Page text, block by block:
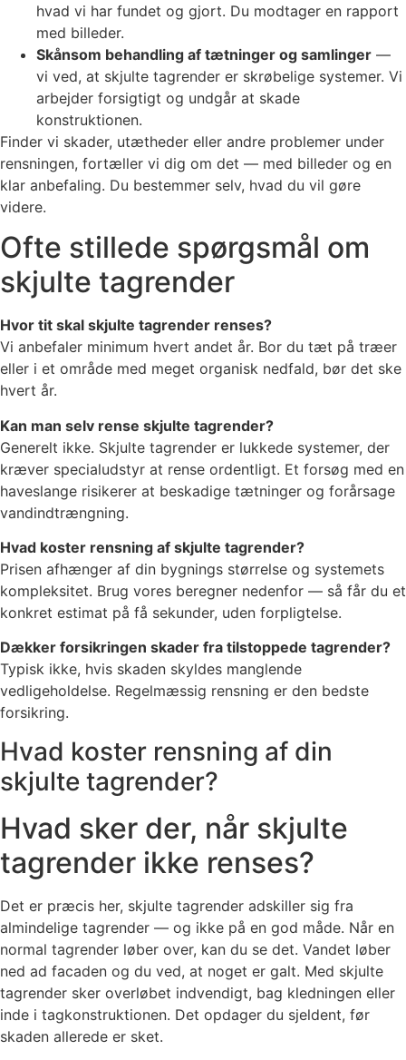
hvad vi har fundet og gjort. Du modtager en rapport
med billeder.
Skånsom behandling af tætninger og samlinger —
vi ved, at skjulte tagrender er skrøbelige systemer. Vi
arbejder forsigtigt og undgår at skade
konstruktionen.
Finder vi skader, utætheder eller andre problemer under
rensningen, fortæller vi dig om det — med billeder og en
klar anbefaling. Du bestemmer selv, hvad du vil gøre
videre.
Ofte stillede spørgsmål om
skjulte tagrender
Hvor tit skal skjulte tagrender renses?
Vi anbefaler minimum hvert andet år. Bor du tæt på træer
eller i et område med meget organisk nedfald, bør det ske
hvert år.
Kan man selv rense skjulte tagrender?
Generelt ikke. Skjulte tagrender er lukkede systemer, der
kræver specialudstyr at rense ordentligt. Et forsøg med en
haveslange risikerer at beskadige tætninger og forårsage
vandindtrængning.
Hvad koster rensning af skjulte tagrender?
Prisen afhænger af din bygnings størrelse og systemets
kompleksitet. Brug vores beregner nedenfor — så får du et
konkret estimat på få sekunder, uden forpligtelse.
Dækker forsikringen skader fra tilstoppede tagrender?
Typisk ikke, hvis skaden skyldes manglende
vedligeholdelse. Regelmæssig rensning er den bedste
forsikring.
Hvad koster rensning af din
skjulte tagrender?
Hvad sker der, når skjulte
tagrender ikke renses?
Det er præcis her, skjulte tagrender adskiller sig fra
almindelige tagrender — og ikke på en god måde. Når en
normal tagrender løber over, kan du se det. Vandet løber
ned ad facaden og du ved, at noget er galt. Med skjulte
tagrender sker overløbet indvendigt, bag kledningen eller
inde i tagkonstruktionen. Det opdager du sjeldent, før
skaden allerede er sket.